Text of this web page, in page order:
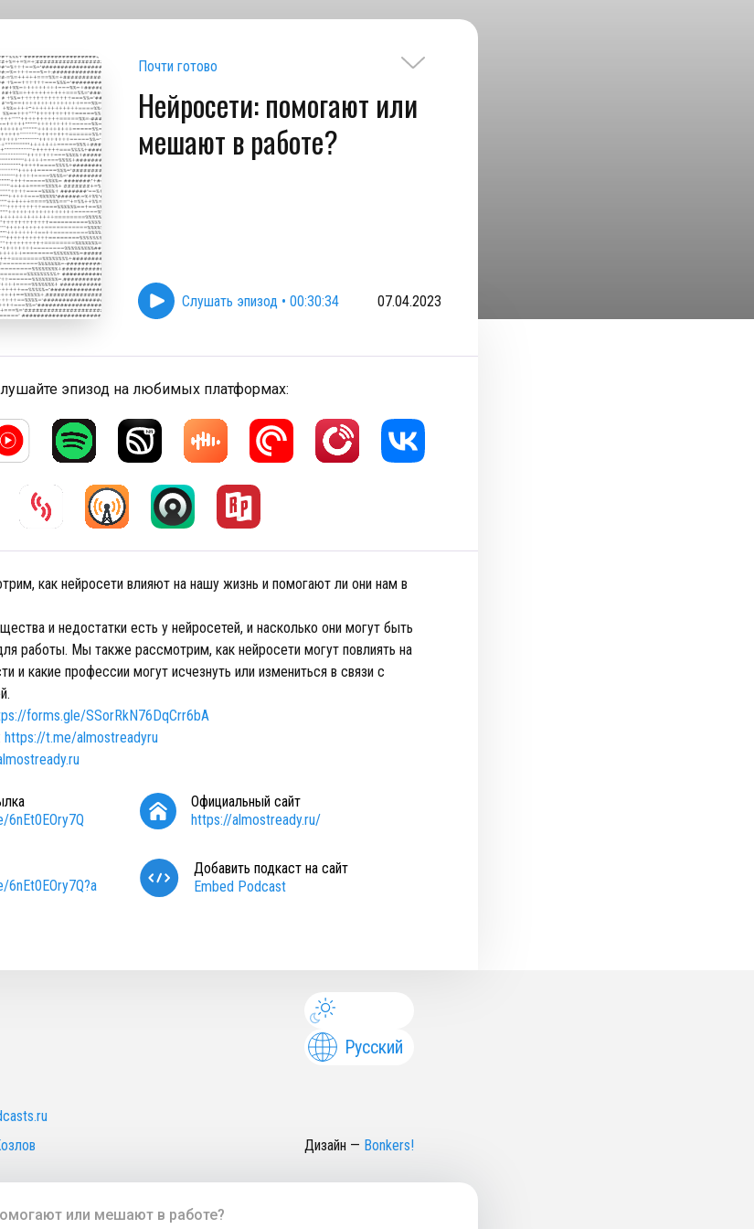
Почти готово
Нейросети: помогают или
мешают в работе?
Слушать эпизод • 00:30:34 07.04.2023
эпизод на любимых платформах:
как нейросети влияют на нашу жизнь и помогают ли они нам в
и недостатки есть у нейросетей, и насколько они могут быть
работы. Мы также рассмотрим, как нейросети могут повлиять на
и какие профессии могут исчезнуть или измениться в связи с
forms.gle/SSorRkN76DqCrr6bA
https://t.me/almostreadyru
Официальный сайт
https://almostready.ru/
Добавить подкаст на сайт
Embed Podcast
Русский
Дизайн — Bonkers!
или мешают в работе?